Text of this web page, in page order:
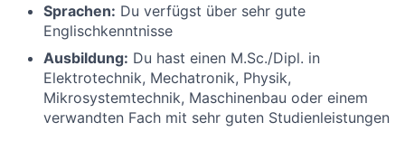
Sprachen: Du verfügst über sehr gute
Englischkenntnisse
Ausbildung: Du hast einen M.Sc./Dipl. in
Elektrotechnik, Mechatronik, Physik,
Mikrosystemtechnik, Maschinenbau oder einem
verwandten Fach mit sehr guten Studienleistungen